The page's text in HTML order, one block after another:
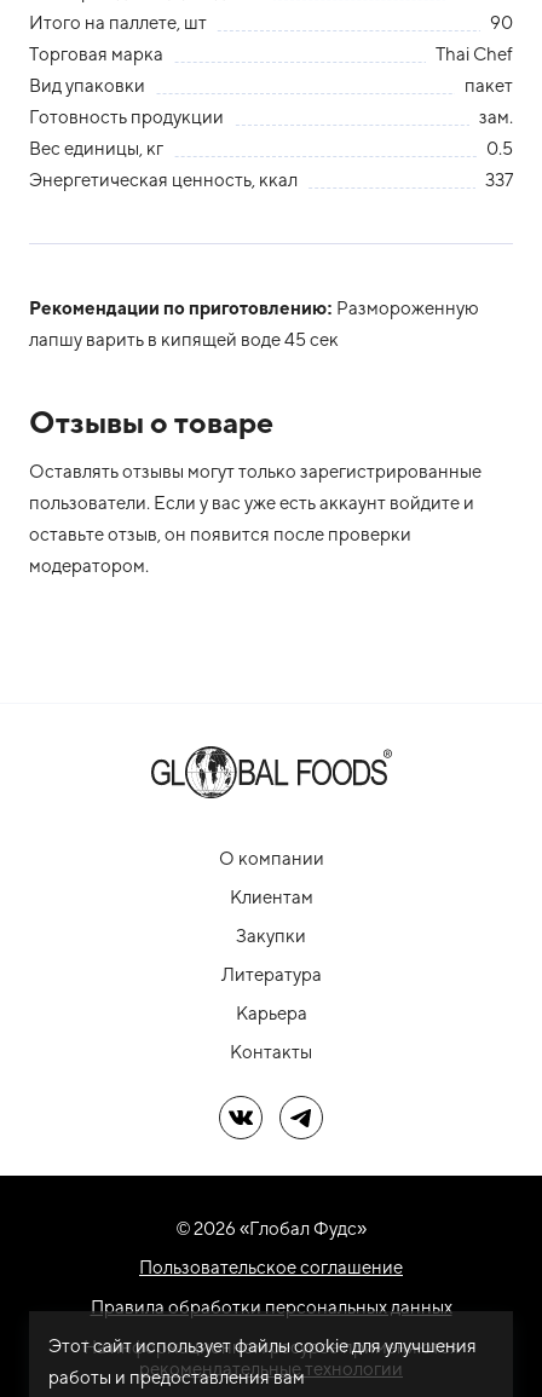
Итого на паллете, шт
90
Торговая марка
Thai Chef
Вид упаковки
пакет
Готовность продукции
зам.
Вес единицы, кг
0.5
Энергетическая ценность, ккал
337
Рекомендации по приготовлению: Размороженную
лапшу варить в кипящей воде 45 сек
Отзывы о товаре
Оставлять отзывы могут только зарегистрированные
пользователи. Если у вас уже есть аккаунт войдите и
оставьте отзыв, он появится после проверки
модератором.
О компании
Клиентам
Закупки
Литература
Карьера
Контакты
Мы в ВКМы в Telegram
© 2026 «Глобал Фудс»
Пользовательское соглашение
Правила обработки персональных данных
На информационном ресурсе применяются
рекомендательные технологии
Этот сайт использует файлы cookie для улучшения
работы и предоставления вам